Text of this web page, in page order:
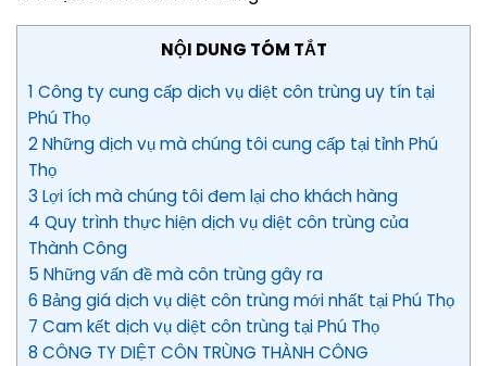
NỘI DUNG TÓM TẮT
1 Công ty cung cấp dịch vụ diệt côn trùng uy tín tại
Phú Thọ
2 Những dịch vụ mà chúng tôi cung cấp tại tỉnh Phú
Thọ
3 Lợi ích mà chúng tôi đem lại cho khách hàng
4 Quy trình thực hiện dịch vụ diệt côn trùng của
Thành Công
5 Những vấn đề mà côn trùng gây ra
6 Bảng giá dịch vụ diệt côn trùng mới nhất tại Phú Thọ
7 Cam kết dịch vụ diệt côn trùng tại Phú Thọ
8 CÔNG TY DIỆT CÔN TRÙNG THÀNH CÔNG